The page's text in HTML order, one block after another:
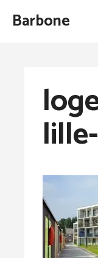
AllerBarbone